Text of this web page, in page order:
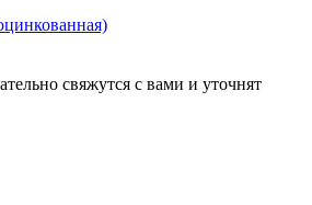
свяжутся с вами и уточнят